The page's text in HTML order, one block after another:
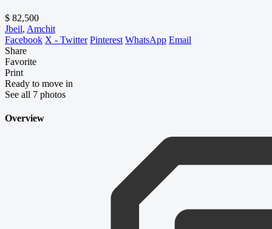
$ 82,500
Jbeil, Amchit
Facebook X - Twitter Pinterest WhatsApp Email
Share
Favorite
Print
Ready to move in
See all 7 photos
Overview